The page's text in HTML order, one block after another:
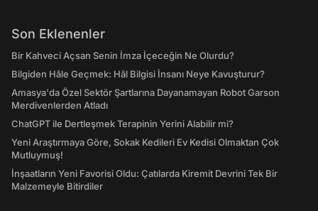
Son Eklenenler
Bir Kahveci Açsan Senin İmza İçeceğin Ne Olurdu?
Bilgiden Hâle Geçmek: Hâl Bilgisi İnsanı Neye Kavuşturur?
Amasya'da Özel Sektör Şartlarına Dayanamayan Robot Garson
Merdivenlerden Atladı
ChatGPT ile Dertleşmek Terapinin Yerini Alabilir mi?
Yeni Araştırmaya Göre, Sokak Kedileri Ev Kedisi Olmaktan Çok
Mutluymuş!
İnşaatların Yeni Favorisi Oldu: Çatılarda Kiremit Devrini Tek Bir
Malzemeyle Bitirdiler